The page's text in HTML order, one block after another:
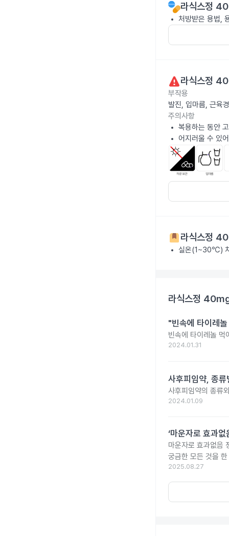
라식스정
처방받은 용법,
라식스정
부작용
발진, 입마름, 근육
주의사항
복용하는 동안
어지러울 수 있
라식스정
실온(1~30℃)
라식스정
"빈속에 타이레
빈속에 타이레놀 먹
2024.01.31
사후피임약, 종
사후피임약의 종류
2024.01.09
‘마운자로 효과
마운자로 효과없음
궁금한 모든 것을
2025.08.27